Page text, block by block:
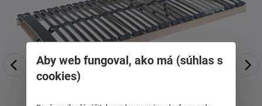
Aby web fungoval, ako má (súhlas s
cookies)